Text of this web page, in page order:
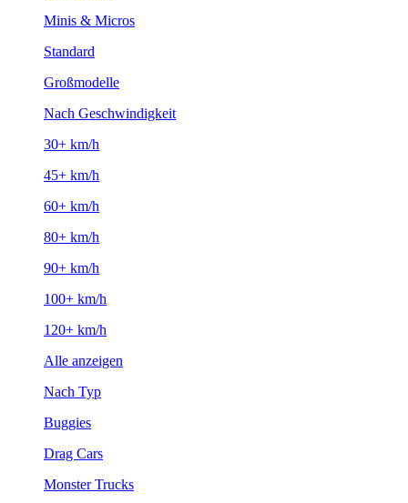
Minis & Micros
Standard
Großmodelle
Nach Geschwindigkeit
30+ km/h
45+ km/h
60+ km/h
80+ km/h
90+ km/h
100+ km/h
120+ km/h
Alle anzeigen
Nach Typ
Buggies
Drag Cars
Monster Trucks